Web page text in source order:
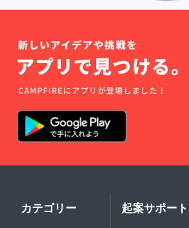
カテゴリー 起案サポート